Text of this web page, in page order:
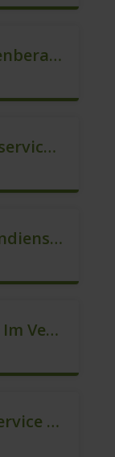
Verkaufsberater / Kundenberater In VZ/TZ (m/w/d)
Berater Für Den Kundenservice (m/w/d)
Kundenberater Im Außendienst – Direktvertrieb (m/w/d)
Quereinsteiger / Berater Im Vertrieb In VZ/TZ (m/w/d)
Mitarbeiter Im Kundenservice (Quereinstieg Möglich!) (m/w/d)